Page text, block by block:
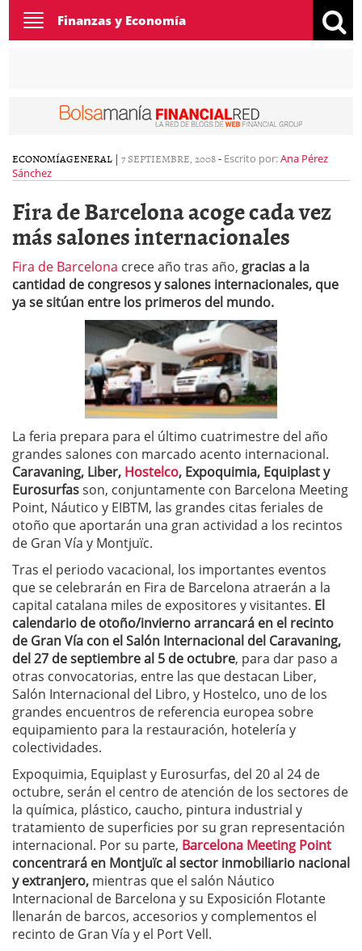
Toggle
navigation
Finanzas y Economía
ECONOMÍAGENERAL | 7 SEPTIEMBRE, 2008- Escrito por:Ana Pérez
Sánchez
Fira de Barcelona acoge cada vez
más salones internacionales
Fira de Barcelona crece año tras año, gracias a la
cantidad de congresos y salones internacionales, que
ya se sitúan entre los primeros del mundo.
La feria prepara para el último cuatrimestre del año
grandes salones con marcado acento internacional.
Caravaning, Liber, Hostelco, Expoquimia, Equiplast y
Eurosurfasson, conjuntamente con Barcelona Meeting
Point, Náutico y EIBTM, las grandes citas feriales de
otoño que aportarán una gran actividad a los recintos
de Gran Vía y Montjuïc.
Tras el periodo vacacional, los importantes eventos
que se celebrarán en Fira de Barcelona atraerán a la
capital catalana miles de expositores y visitantes. El
calendario de otoño/invierno arrancará en el recinto
de Gran Vía con el Salón Internacional del Caravaning,
del 27 de septiembre al 5 de octubre, para dar paso a
otras convocatorias, entre las que destacan Liber,
Salón Internacional del Libro, y Hostelco, uno de los
grandes encuentros de referencia europea sobre
equipamiento para la restauración, hotelería y
colectividades.
Expoquimia, Equiplast y Eurosurfas, del 20 al 24 de
octubre, serán el centro de atención de los sectores de
la química, plástico, caucho, pintura industrial y
tratamiento de superficies por su gran representación
internacional. Por su parte, Barcelona Meeting Point
concentrará en Montjuïc al sector inmobiliario nacional
y extranjero, mientras que el salón Náutico
Internacional de Barcelona y su Exposición Flotante
llenarán de barcos, accesorios y complementos el
recinto de Gran Vía y el Port Vell.